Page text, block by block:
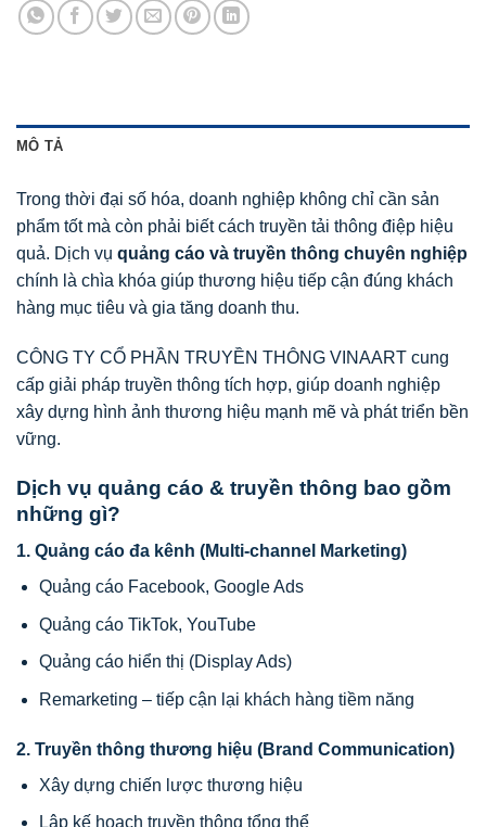
MÔ TẢ
Trong thời đại số hóa, doanh nghiệp không chỉ cần sản
phẩm tốt mà còn phải biết cách truyền tải thông điệp hiệu
quả. Dịch vụ quảng cáo và truyền thông chuyên nghiệp
chính là chìa khóa giúp thương hiệu tiếp cận đúng khách
hàng mục tiêu và gia tăng doanh thu.
CÔNG TY CỔ PHẦN TRUYỀN THÔNG VINAART cung
cấp giải pháp truyền thông tích hợp, giúp doanh nghiệp
xây dựng hình ảnh thương hiệu mạnh mẽ và phát triển bền
vững.
Dịch vụ quảng cáo & truyền thông bao gồm
những gì?
1. Quảng cáo đa kênh (Multi-channel Marketing)
Quảng cáo Facebook, Google Ads
Quảng cáo TikTok, YouTube
Quảng cáo hiển thị (Display Ads)
Remarketing – tiếp cận lại khách hàng tiềm năng
2. Truyền thông thương hiệu (Brand Communication)
Xây dựng chiến lược thương hiệu
Lập kế hoạch truyền thông tổng thể